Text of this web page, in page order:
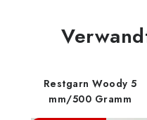
Restgarn Woody 5
mm/500 Gramm